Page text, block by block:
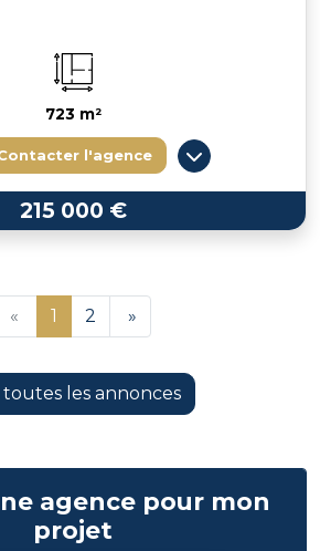
723 m²
l'agence
215 000 €
« 1 2 »
toutes les annonces
agence pour mon
projet